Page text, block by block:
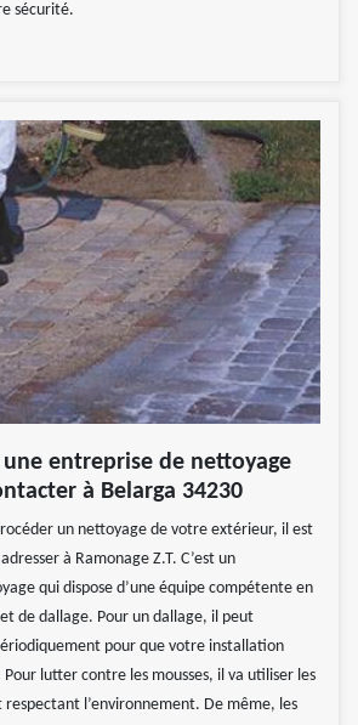
sécurité.
une entreprise de nettoyage
à Belarga 34230
un nettoyage de votre extérieur, il est
à Ramonage Z.T. C’est un
qui dispose d’une équipe compétente en
de dallage. Pour un dallage, il peut
pour que votre installation
lutter contre les mousses, il va utiliser les
l’environnement. De même, les